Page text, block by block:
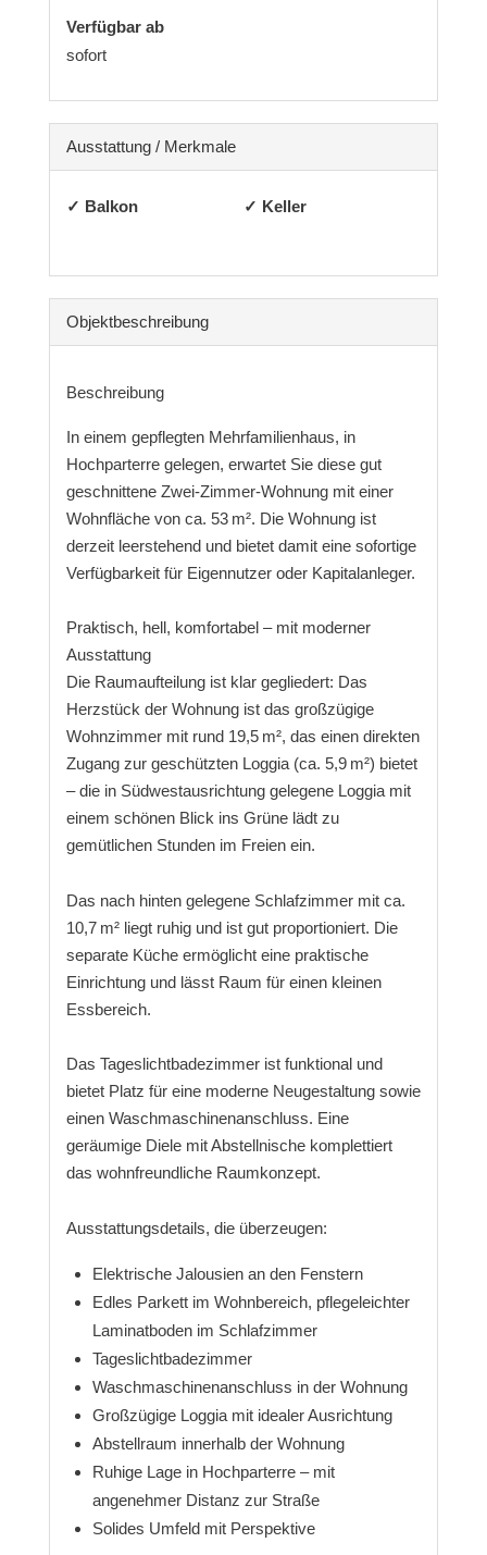
Verfügbar ab
sofort
Ausstattung / Merkmale
✓ Balkon ✓ Keller
Objekt­beschreibung
Beschreibung
In einem gepflegten Mehrfamilienhaus, in
Hochparterre gelegen, erwartet Sie diese gut
geschnittene Zwei-Zimmer-Wohnung mit einer
Wohnfläche von ca. 53 m². Die Wohnung ist
derzeit leerstehend und bietet damit eine sofortige
Verfügbarkeit für Eigennutzer oder Kapitalanleger.
Praktisch, hell, komfortabel – mit moderner
Ausstattung
Die Raumaufteilung ist klar gegliedert: Das
Herzstück der Wohnung ist das großzügige
Wohnzimmer mit rund 19,5 m², das einen direkten
Zugang zur geschützten Loggia (ca. 5,9 m²) bietet
– die in Südwestausrichtung gelegene Loggia mit
einem schönen Blick ins Grüne lädt zu
gemütlichen Stunden im Freien ein.
Das nach hinten gelegene Schlafzimmer mit ca.
10,7 m² liegt ruhig und ist gut proportioniert. Die
separate Küche ermöglicht eine praktische
Einrichtung und lässt Raum für einen kleinen
Essbereich.
Das Tageslichtbadezimmer ist funktional und
bietet Platz für eine moderne Neugestaltung sowie
einen Waschmaschinenanschluss. Eine
geräumige Diele mit Abstellnische komplettiert
das wohnfreundliche Raumkonzept.
Ausstattungsdetails, die überzeugen:
Elektrische Jalousien an den Fenstern
Edles Parkett im Wohnbereich, pflegeleichter
Laminatboden im Schlafzimmer
Tageslichtbadezimmer
Waschmaschinenanschluss in der Wohnung
Großzügige Loggia mit idealer Ausrichtung
Abstellraum innerhalb der Wohnung
Ruhige Lage in Hochparterre – mit
angenehmer Distanz zur Straße
Solides Umfeld mit Perspektive